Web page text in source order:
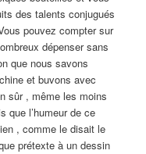
des talents conjugués
pouvez compter sur
dépenser sans
que nous savons
et buvons avec
sûr , même les moins
que l’humeur de ce
, comme le disait le
prétexte à un dessin